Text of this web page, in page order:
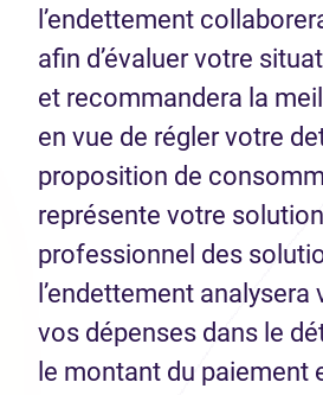
l’endettement
afin d’évaluer votre
et recommandera la
en vue de régler votre
proposition de
représente votre
professionnel des
l’endettement
vos dépenses dans le
le montant du paiement